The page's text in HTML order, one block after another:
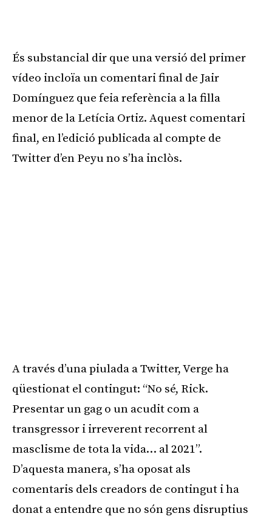
És substancial dir que una versió del primer
vídeo incloïa un comentari final de Jair
Domínguez que feia referència a la filla
menor de la Letícia Ortiz. Aquest comentari
final, en l’edició publicada al compte de
Twitter d’en Peyu no s’ha inclòs.
A través d’una piulada a Twitter, Verge ha
qüestionat el contingut: “No sé, Rick.
Presentar un gag o un acudit com a
transgressor i irreverent recorrent al
masclisme de tota la vida… al 2021”.
D’aquesta manera, s’ha oposat als
comentaris dels creadors de contingut i ha
donat a entendre que no són gens disruptius